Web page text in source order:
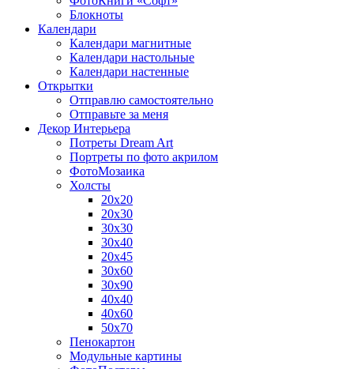
Блокноты
Календари
Календари магнитные
Календари настольные
Календари настенные
Открытки
Отправлю самостоятельно
Отправьте за меня
Декор Интерьера
Потреты Dream Art
Портреты по фото акрилом
ФотоМозаика
Холсты
20х20
20х30
30х30
30х40
20х45
30х60
30х90
40х40
40х60
50х70
Пенокартон
Модульные картины